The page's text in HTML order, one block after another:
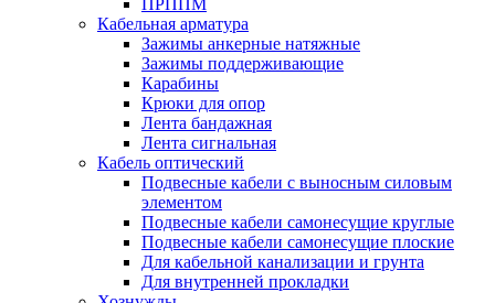
ПРППМ
Кабельная арматура
Зажимы анкерные натяжные
Зажимы поддерживающие
Карабины
Крюки для опор
Лента бандажная
Лента сигнальная
Кабель оптический
Подвесные кабели с выносным силовым
элементом
Подвесные кабели самонесущие круглые
Подвесные кабели самонесущие плоские
Для кабельной канализации и грунта
Для внутренней прокладки